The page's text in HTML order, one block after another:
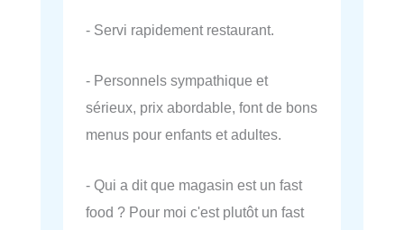
- Servi rapidement restaurant.
- Personnels sympathique et
sérieux, prix abordable, font de bons
menus pour enfants et adultes.
- Qui a dit que magasin est un fast
food ? Pour moi c'est plutôt un fast